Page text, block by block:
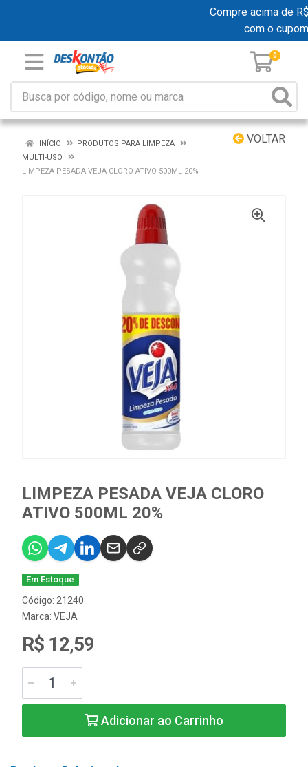
Compre acima de
com o
0
VOLTAR
INÍCIO
PRODUTOS PARA LIMPEZA
MULTI-USO
LIMPEZA PESADA VEJA CLORO ATIVO 500ML 20%
LIMPEZA PESADA VEJA CLORO
ATIVO 500ML 20%
Em Estoque
Código: 21240
Marca: VEJA
R$ 12,59
Adicionar ao Carrinho